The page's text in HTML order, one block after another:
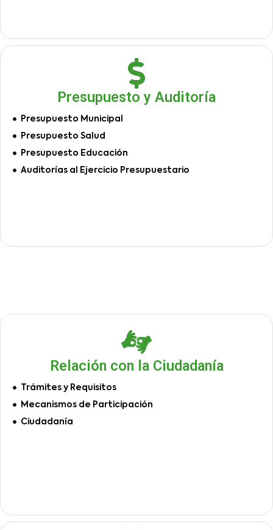
Presupuesto y Auditoría
Presupuesto Municipal
Presupuesto Salud
Presupuesto Educación
Auditorías al Ejercicio Presupuestario
Relación con la Ciudadanía
Trámites y Requisitos
Mecanismos de Participación
Ciudadanía